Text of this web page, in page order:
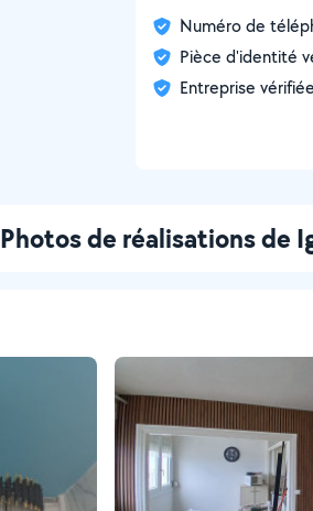
Numéro de
Pièce d'identité
Entreprise vérifiée
Photos de réalisations de